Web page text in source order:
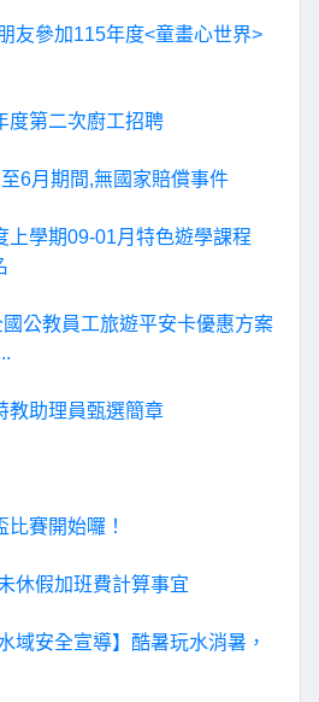
友參加115年度<童畫心世界>
度第二次廚工招聘
6月期間,無國家賠償事件
上學期09-01月特色遊學課程
公教員工旅遊平安卡優惠方案
教助理員甄選簡章
賽開始囉！
休假加班費計算事宜
域安全宣導】酷暑玩水消暑，